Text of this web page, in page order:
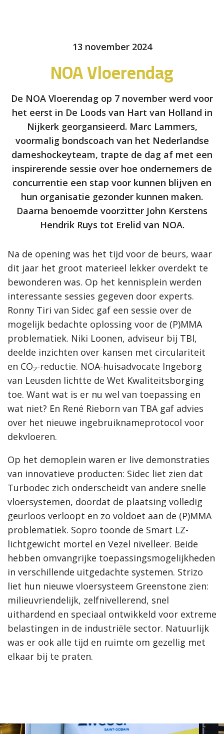
13 november 2024
NOA Vloerendag
De NOA Vloerendag op 7 november werd voor
het eerst in De Loods van Hart van Holland in
Nijkerk georgansieerd. Marc Lammers,
voormalig bondscoach van het Nederlandse
dameshockeyteam, trapte de dag af met een
inspirerende sessie over hoe ondernemers de
concurrentie een stap voor kunnen blijven en
hun organisatie gezonder kunnen maken.
Daarna benoemde voorzitter John Kerstens
Hendrik Ruys tot Erelid van NOA.
Na de opening was het tijd voor de beurs, waar
dit jaar het groot materieel lekker overdekt te
bewonderen was. Op het kennisplein werden
interessante sessies gegeven door experts.
Ronny Tiri van Sidec gaf een sessie over de
mogelijk bedachte oplossing voor de (P)MMA
problematiek. Niki Loonen, adviseur bij TBI,
deelde inzichten over kansen met circulariteit
en CO2-reductie. NOA-huisadvocate Ingeborg
van Leusden lichtte de Wet Kwaliteitsborging
toe. Want wat is er nu wel van toepassing en
wat niet? En René Rieborn van TBA gaf advies
over het nieuwe ingebruiknameprotocol voor
dekvloeren.
Op het demoplein waren er live demonstraties
van innovatieve producten: Sidec liet zien dat
Turbodec zich onderscheidt van andere snelle
vloersystemen, doordat de plaatsing volledig
geurloos verloopt en zo voldoet aan de (P)MMA
problematiek. Sopro toonde de Smart LZ-
lichtgewicht mortel en Vezel nivelleer. Beide
hebben omvangrijke toepassingsmogelijkheden
in verschillende uitgedachte systemen. Strizo
liet hun nieuwe vloersysteem Greenstone zien:
milieuvriendelijk, zelfnivellerend, snel
uithardend en speciaal ontwikkeld voor extreme
belastingen in de industriële sector. Natuurlijk
was er ook alle tijd en ruimte om gezellig met
elkaar bij te praten.